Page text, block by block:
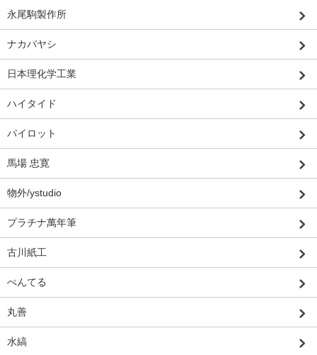
永尾駒製作所
ナカバヤシ
日本理化学工業
ハイタイド
パイロット
馬場 忠寛
物外/ystudio
プラチナ萬年筆
古川紙工
ぺんてる
丸善
水縞